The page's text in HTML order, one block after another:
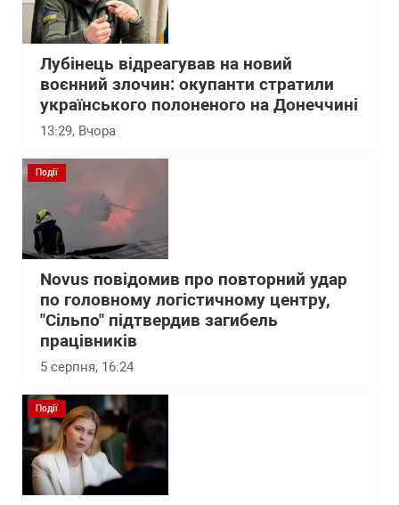
Лубінець відреагував на новий
воєнний злочин: окупанти стратили
українського полоненого на Донеччині
13:29, Вчора
Події
Novus повідомив про повторний удар
по головному логістичному центру,
"Сільпо" підтвердив загибель
працівників
5 серпня, 16:24
Події